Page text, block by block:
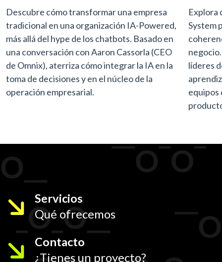
Descubre cómo transformar una empresa
tradicional en una organización IA-Powered,
más allá del hype de los chatbots. Basado en
una conversación con Aaron Cassorla (CEO
de Omnix), aterriza cómo integrar la IA en la
toma de decisiones y en el núcleo de la
operación empresarial.
Explora
System
líderes
equipos
Servicios
Qué ofrecemos
Contacto
¿Tienes un proyecto?